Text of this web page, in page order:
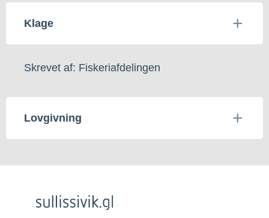
Klage
Skrevet af: Fiskeriafdelingen
Lovgivning